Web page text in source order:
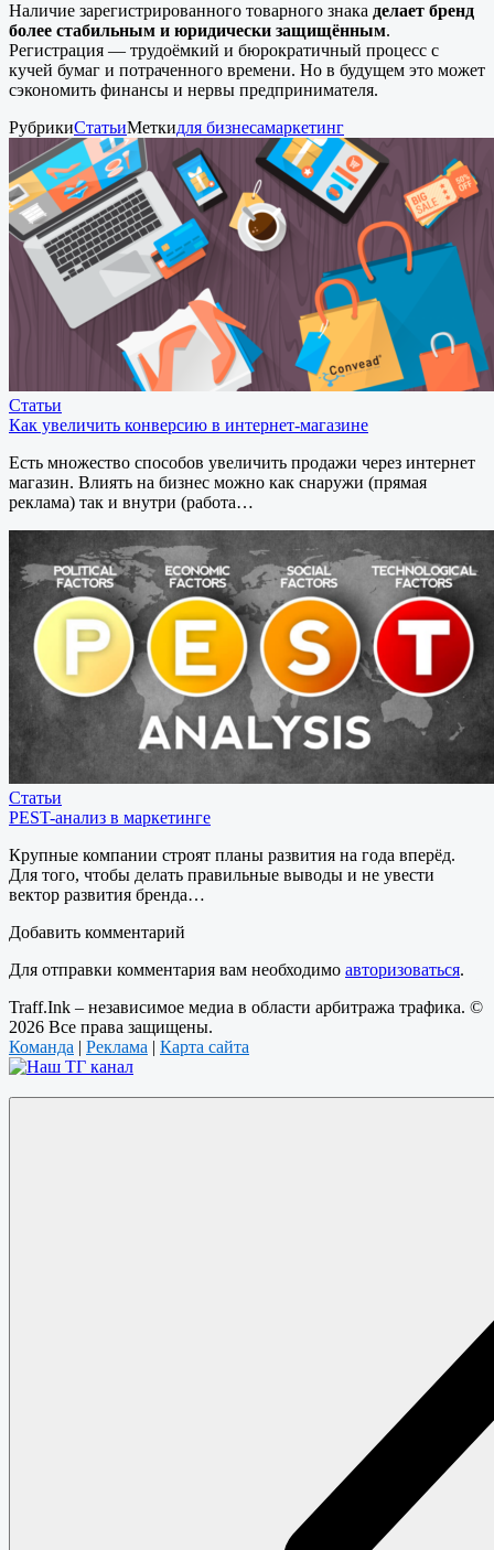
Наличие зарегистрированного товарного знака делает бренд
более стабильным и юридически защищённым.
Регистрация — трудоёмкий и бюрократичный процесс с
кучей бумаг и потраченного времени. Но в будущем это может
сэкономить финансы и нервы предпринимателя.
РубрикиСтатьиМеткидля бизнесамаркетинг
Статьи
Как увеличить конверсию в интернет-магазине
Есть множество способов увеличить продажи через интернет
магазин. Влиять на бизнес можно как снаружи (прямая
реклама) так и внутри (работа…
Статьи
PEST-анализ в маркетинге
Крупные компании строят планы развития на года вперёд.
Для того, чтобы делать правильные выводы и не увести
вектор развития бренда…
Добавить комментарий
Для отправки комментария вам необходимо авторизоваться.
Traff.Ink – независимое медиа в области арбитража трафика. ©
2026 Все права защищены.
Команда | Реклама | Карта сайта